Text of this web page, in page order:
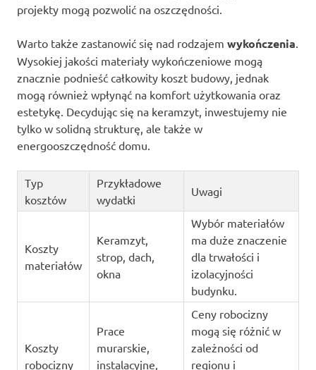
projekty mogą pozwolić na oszczędności.
Warto także zastanowić się nad rodzajem wykończenia
Wysokiej jakości materiały wykończeniowe mogą
znacznie podnieść całkowity koszt budowy, jednak
mogą również wpłynąć na komfort użytkowania oraz
estetykę. Decydując się na keramzyt, inwestujemy nie
tylko w solidną strukturę, ale także w
energooszczędność domu.
Typ
kosztów
Przykładowe
wydatki
Uwagi
Koszty
materiałów
Keramzyt,
strop, dach,
okna
Wybór materiałów
ma duże znaczenie
dla trwałości i
izolacyjności
budynku.
Koszty
robocizny
Prace
murarskie,
instalacyjne,
Ceny robocizny
mogą się różnić w
zależności od
regionu i